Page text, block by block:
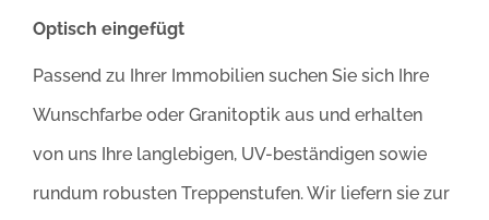
Optisch eingefügt
Passend zu Ihrer Immobilien suchen Sie sich Ihre
Wunschfarbe oder Granitoptik aus und erhalten
von uns Ihre langlebigen, UV-beständigen sowie
rundum robusten Treppenstufen. Wir liefern sie zur